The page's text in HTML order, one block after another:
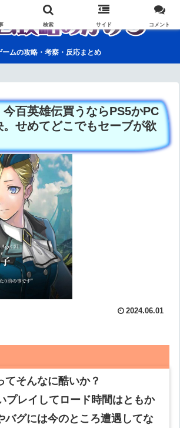
ームの攻略・考察・反応まとめ
百英雄伝買うならPS5かPC
。せめてどこでもセーブが欲
2024.06.01
てそんなに酷いか？
プレイしてロード時間はともか
バグには今のところ遭遇してな
検索 サイド コメント